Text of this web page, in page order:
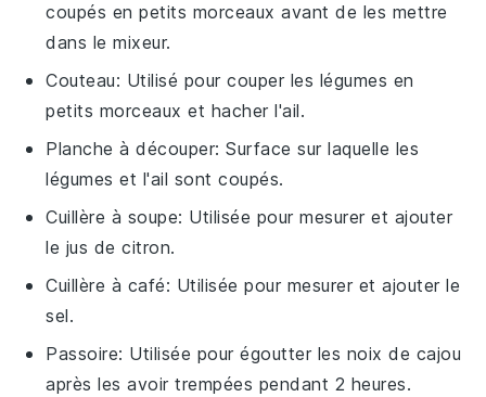
coupés en petits morceaux avant de les mettre
dans le mixeur.
Couteau: Utilisé pour couper les légumes en
petits morceaux et hacher l'ail.
Planche à découper: Surface sur laquelle les
légumes et l'ail sont coupés.
Cuillère à soupe: Utilisée pour mesurer et ajouter
le jus de citron.
Cuillère à café: Utilisée pour mesurer et ajouter le
sel.
Passoire: Utilisée pour égoutter les noix de cajou
après les avoir trempées pendant 2 heures.